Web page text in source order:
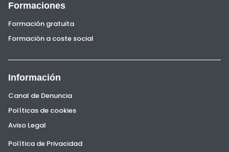
Formaciones
Formación gratuita
Formación a coste social
Información
Canal de Denuncia
Políticas de cookies
Aviso Legal
Política de Privacidad